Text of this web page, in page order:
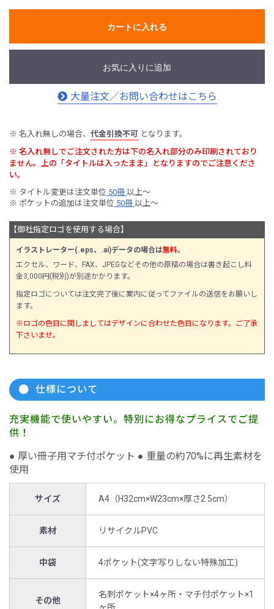
カートに入れる
お気に入りに追加
大量注文／お問い合わせはこちら
※ 名入れ無しの場合、 代金引換不可 となります。
※ 名入れ無しでご注文された方は下の名入れ部分のみ印刷されており
ません。上の「タイトルは入ったまま」となりますのでご注意くださ
い。
※ タイトル変更は注文単位 50冊 以上〜
※ ポケットの追加は注文単位 50冊 以上〜
【御社指定ロゴを使用する場合】
イラストレーター(.eps、.ai)データの場合は無料。
エクセル、ワード、FAX、JPEGなどその他の原稿の場合は書き起こし料
金3,000円(税別)が別途かかります。
指定ロゴについては注文完了後に案内に従ってファイルの送信をお願いし
ます。
※ロゴの色目に関しましてはデザインに合わせた色目になります。ご了承
下さいませ。
仕様について
充実機能で使いやすい。特別にお得なプライスでご提
供！
● 厚い冊子用マチ付ポケット ● 重量の約70%に再生素材を
使用
サイズ A4（H32cm×W23cm×厚さ2.5cm）
素材 リサイクルPVC
中袋 4ポケット(文字写りしない特殊加工)
その他
名刺ポケット×4ヶ所・マチ付ポケット×1